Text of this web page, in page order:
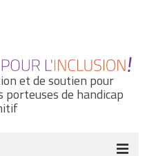
et de soutien pour
porteuses de handicap